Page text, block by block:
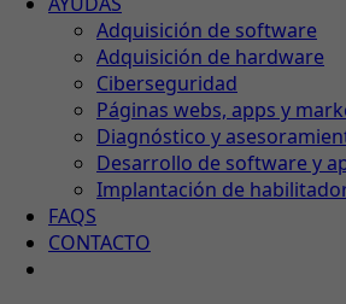
Adquisición de software
Adquisición de hardware
Ciberseguridad
Páginas webs, apps y
Diagnóstico y
Desarrollo de software y
Implantación de
FAQS
CONTACTO